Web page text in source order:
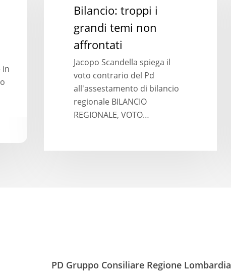
in
affrontati
Bilancio: troppi i
grandi temi non
affrontati
Jacopo Scandella spiega il
voto contrario del Pd
all'assestamento di bilancio
regionale BILANCIO
REGIONALE, VOTO…
PD Gruppo Consiliare Regione Lombardia